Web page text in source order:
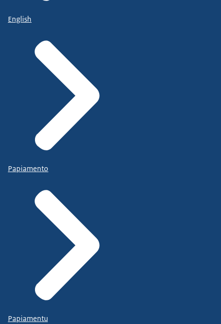
English
Papiamento
Papiamentu